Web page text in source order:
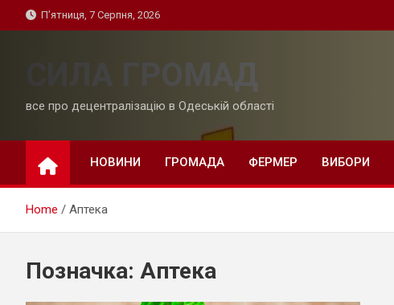
to
П’ятниця, 7 Серпня, 2026
СИЛА ГРОМАД
все про децентралізацію в Одеській області
НОВИНИ ГРОМАДА ФЕРМЕР ВИБОРИ
Home Аптека
Позначка: Аптека